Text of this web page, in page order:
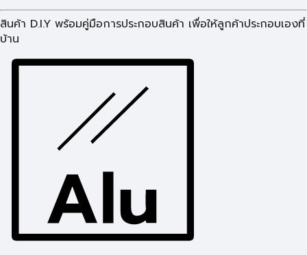
สินค้า D.I.Y พร้อมคู่มือการประกอบสินค้า เพื่อให้ลูกค้าประกอบเองที่
บ้าน